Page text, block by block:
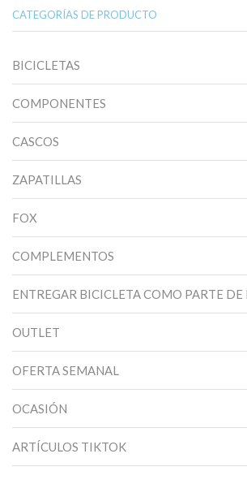
CATEGORÍAS DE PRODUCTO
BICICLETAS
COMPONENTES
CASCOS
ZAPATILLAS
FOX
COMPLEMENTOS
ENTREGAR BICICLETA COMO PARTE DE
OUTLET
OFERTA SEMANAL
OCASIÓN
ARTÍCULOS TIKTOK